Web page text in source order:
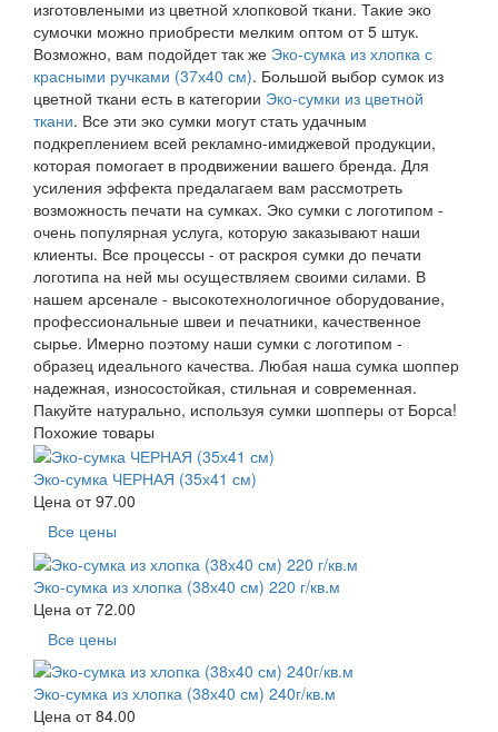
изготовлеными из цветной хлопковой ткани. Такие эко
сумочки можно приобрести мелким оптом от 5 штук.
Возможно, вам подойдет так же Эко-сумка из хлопка с
красными ручками (37х40 см). Большой выбор сумок из
цветной ткани есть в категории Эко-сумки из цветной
ткани. Все эти эко сумки могут стать удачным
подкреплением всей рекламно-имиджевой продукции,
которая помогает в продвижении вашего бренда. Для
усиления эффекта предалагаем вам рассмотреть
возможность печати на сумках. Эко сумки с логотипом -
очень популярная услуга, которую заказывают наши
клиенты. Все процессы - от раскроя сумки до печати
логотипа на ней мы осуществляем своими силами. В
нашем арсенале - высокотехнологичное оборудование,
профессиональные швеи и печатники, качественное
сырье. Имерно поэтому наши сумки с логотипом -
образец идеального качества. Любая наша сумка шоппер
надежная, износостойкая, стильная и современная.
Пакуйте натурально, используя сумки шопперы от Борса!
Похожие товары
Эко-сумка ЧЕРНАЯ (35х41 см)
Цена от97.00
Все цены
Эко-сумка из хлопка (38х40 см) 220 г/кв.м
Цена от72.00
Все цены
Эко-сумка из хлопка (38х40 см) 240г/кв.м
Цена от84.00